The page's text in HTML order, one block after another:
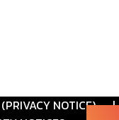
NOTICE) |